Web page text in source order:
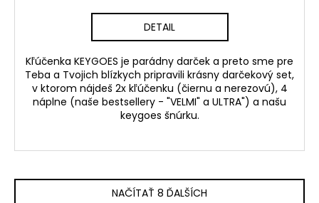
DETAIL
Kľúčenka KEYGOES je parádny darček a preto sme pre
Teba a Tvojich blízkych pripravili krásny darčekový set,
v ktorom nájdeš 2x kľúčenku (čiernu a nerezovú), 4
náplne (naše bestsellery - "VELMI" a ULTRA") a našu
keygoes šnúrku.
NAČÍTAŤ 8 ĎALŠÍCH